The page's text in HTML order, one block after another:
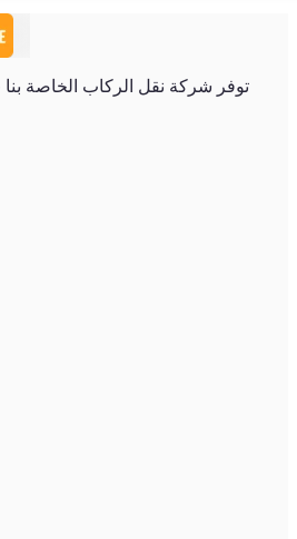
توفر شركة نقل الركاب الخاصة بنا